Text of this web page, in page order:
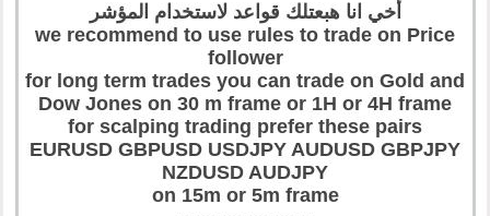
أخي انا هبعتلك قواعد لاستخدام المؤشر
we recommend to use rules to trade on Price
follower
for long term trades you can trade on Gold and
Dow Jones on 30 m frame or 1H or 4H frame
for scalping trading prefer these pairs
EURUSD GBPUSD USDJPY AUDUSD GBPJPY
NZDUSD AUDJPY
on 15m or 5m frame